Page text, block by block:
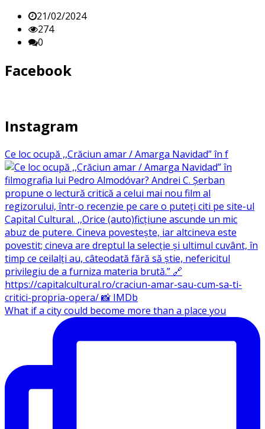
21/02/2024
274
0
Facebook
Instagram
Ce loc ocupă ,,Crăciun amar / Amarga Navidad” în f
What if a city could become more than a place you